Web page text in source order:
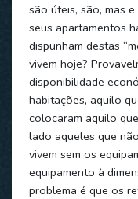
são úteis, são, mas
seus apartamentos
dispunham destas
vivem hoje?
disponibilidade
habitações, aquilo
colocaram aquilo
lado aqueles que
vivem sem os
equipamento à
problema é que os